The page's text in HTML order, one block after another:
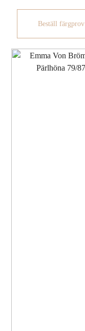
Beställ färgprov